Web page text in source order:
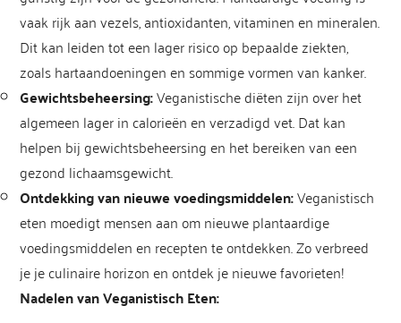
vaak rijk aan vezels, antioxidanten, vitaminen en mineralen.
Dit kan leiden tot een lager risico op bepaalde ziekten,
zoals hartaandoeningen en sommige vormen van kanker.
Gewichtsbeheersing:Veganistische diëten zijn over het
algemeen lager in calorieën en verzadigd vet. Dat kan
helpen bij gewichtsbeheersing en het bereiken van een
gezond lichaamsgewicht.
Ontdekking van nieuwe voedingsmiddelen:Veganistisch
eten moedigt mensen aan om nieuwe plantaardige
voedingsmiddelen en recepten te ontdekken. Zo verbreed
je je culinaire horizon en ontdek je nieuwe favorieten!
Nadelen van Veganistisch Eten: